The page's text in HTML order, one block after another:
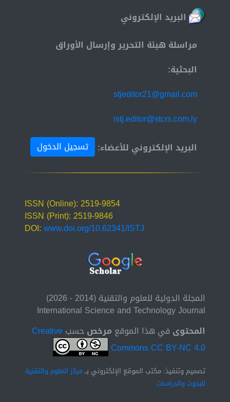
البريد الإلكتروني
مراسلة هيئة التحرير وإرسال الأوراق
البحثية:
stjeditor21@gmail.com
istj.editor@stcrs.com.ly
البريد الإلكتروني للأعضاء:
تسجيل الدخول
ISSN (Online): 2519-9854
ISSN (Print): 2519-9846
DOI:www.doi.org/10.62341/ISTJ
المجلة الدولية للعلوم والتقنية (2014 - 2026)
International Science and Technology Journal
المحتوى في هذا الموقع مرخصحسبCreative
Commons CC BY-NC 4.0
تصميم وتنفيذ: مكتب الموقع الإلكتروني بــمركز العلوم والتقنية
للبحوث والدراسات